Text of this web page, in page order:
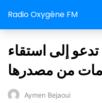
Radio Oxygène FM
تدعو إلى استقاء
من مصدرها
Aymen Bejaoui